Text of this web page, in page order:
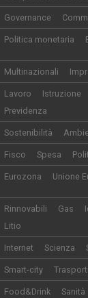
Governance
Politica monetaria
Multinazionali
Lavoro Istruzione
Previdenza
Sostenibilità
Fisco Spesa
Eurozona Unione
Rinnovabili Gas
Litio
Internet Scienza
Smart-city Trasporti
Food&Drink Sanità